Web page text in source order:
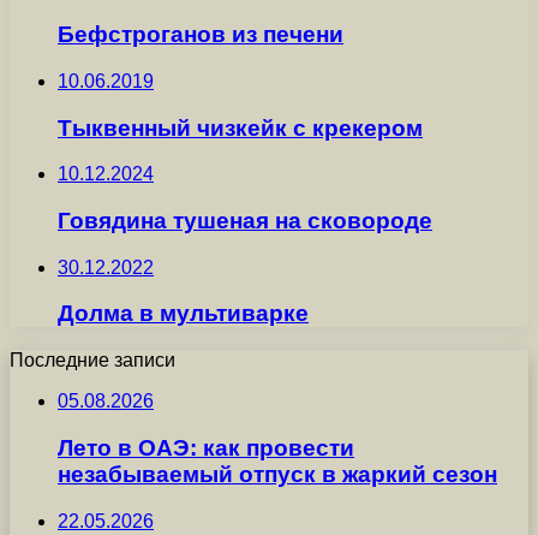
Бефстроганов из печени
10.06.2019
Тыквенный чизкейк с крекером
10.12.2024
Говядина тушеная на сковороде
30.12.2022
Долма в мультиварке
Последние записи
05.08.2026
Лето в ОАЭ: как провести
незабываемый отпуск в жаркий сезон
22.05.2026